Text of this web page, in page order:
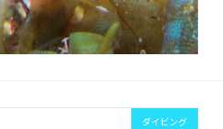
ダイビング